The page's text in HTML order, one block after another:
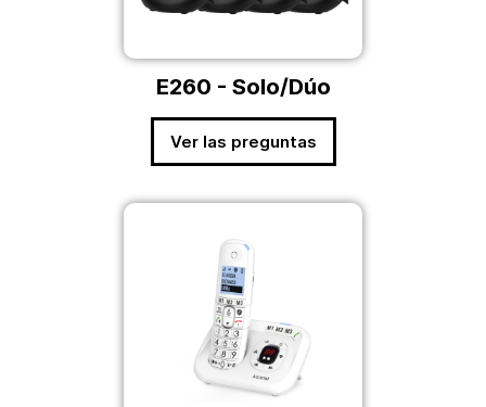
E260 - Solo/Dúo
Ver las preguntas